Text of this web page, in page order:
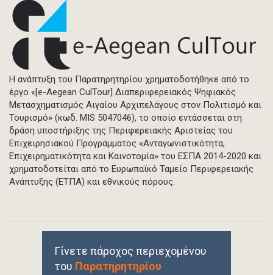
Η ανάπτυξη του Παρατηρητηρίου χρηματοδοτήθηκε από το
έργο «[e-Aegean CulTour] Διαπεριφερειακός Ψηφιακός
Μετασχηματισμός Αιγαίου Αρχιπελάγους στον Πολιτισμό και
Τουρισμό» (κωδ. MIS 5047046), το οποίο εντάσσεται στη
δράση υποστήριξης της Περιφερειακής Αριστείας του
Επιχειρησιακού Προγράμματος «Ανταγωνιστικότητα,
Επιχειρηματικότητα και Καινοτομία» του ΕΣΠΑ 2014-2020 και
χρηματοδοτείται από το Ευρωπαϊκό Ταμείο Περιφερειακής
Ανάπτυξης (ΕΤΠΑ) και εθνικούς πόρους.
Γίνετε πάροχος περιεχομένου
του Παρατηρητηρίου